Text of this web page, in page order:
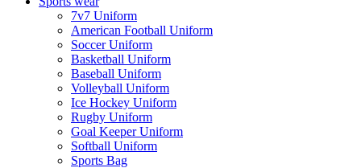
7v7 Uniform
American Football Uniform
Soccer Uniform
Basketball Uniform
Baseball Uniform
Volleyball Uniform
Ice Hockey Uniform
Rugby Uniform
Goal Keeper Uniform
Softball Uniform
Sports Bag